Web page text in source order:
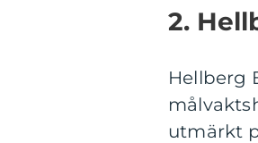
2.
Hellberg
utmärkt